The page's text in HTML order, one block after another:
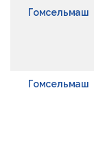
Гомсельмаш
Гомсельмаш